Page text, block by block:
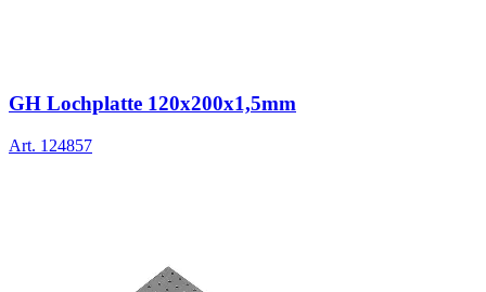
GH Lochplatte 120x200x1,5mm
Art. 124857